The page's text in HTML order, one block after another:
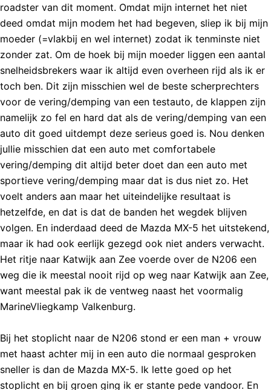
roadster van dit moment. Omdat mijn internet het niet
deed omdat mijn modem het had begeven, sliep ik bij mijn
moeder (=vlakbij en wel internet) zodat ik tenminste niet
zonder zat. Om de hoek bij mijn moeder liggen een aantal
snelheidsbrekers waar ik altijd even overheen rijd als ik er
toch ben. Dit zijn misschien wel de beste scherprechters
voor de vering/demping van een testauto, de klappen zijn
namelijk zo fel en hard dat als de vering/demping van een
auto dit goed uitdempt deze serieus goed is. Nou denken
jullie misschien dat een auto met comfortabele
vering/demping dit altijd beter doet dan een auto met
sportieve vering/demping maar dat is dus niet zo. Het
voelt anders aan maar het uiteindelijke resultaat is
hetzelfde, en dat is dat de banden het wegdek blijven
volgen. En inderdaad deed de Mazda MX-5 het uitstekend,
maar ik had ook eerlijk gezegd ook niet anders verwacht.
Het ritje naar Katwijk aan Zee voerde over de N206 een
weg die ik meestal nooit rijd op weg naar Katwijk aan Zee,
want meestal pak ik de ventweg naast het voormalig
MarineVliegkamp Valkenburg.
Bij het stoplicht naar de N206 stond er een man + vrouw
met haast achter mij in een auto die normaal gesproken
sneller is dan de Mazda MX-5. Ik lette goed op het
stoplicht en bij groen ging ik er stante pede vandoor. En